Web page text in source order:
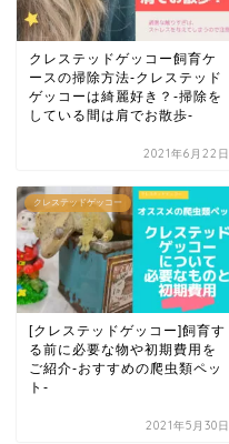
クレステッドゲッコー飼育ケ
ースの掃除方法-クレステッド
ゲッコーは綺麗好き？-掃除を
している間は肩でお散歩-
2021年6月22日
クレステッドゲッコー
[クレステッドゲッコー]飼育す
る前に必要な物や初期費用を
ご紹介-おすすめの爬虫類ペッ
ト-
2021年5月30日